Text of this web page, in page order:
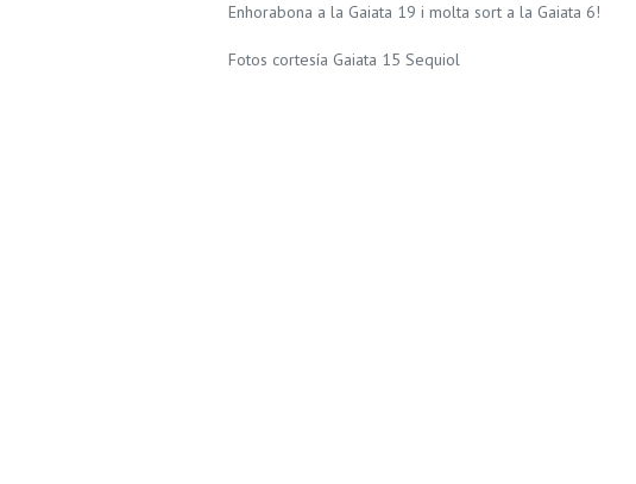
Enhorabona a la Gaiata 19 i molta sort a la Gaiata 6!
Fotos cortesía Gaiata 15 Sequiol